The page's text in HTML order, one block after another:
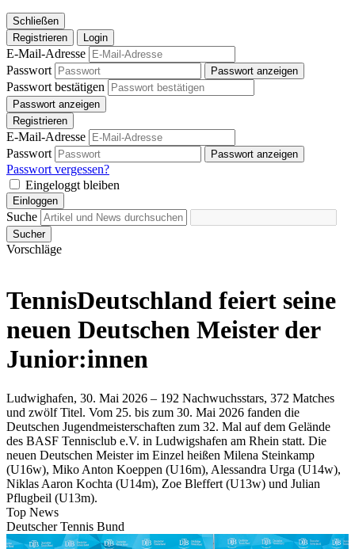
Schließen
Registrieren
Login
E-Mail-Adresse
Passwort
Passwort anzeigen
Passwort bestätigen
Passwort anzeigen
Registrieren
E-Mail-Adresse
Passwort
Passwort anzeigen
Passwort vergessen?
Eingeloggt bleiben
Einloggen
Suche
Sucher
Vorschläge
TennisDeutschland feiert seine
neuen Deutschen Meister der
Junior:innen
Ludwighafen, 30. Mai 2026 – 192 Nachwuchsstars, 372 Matches
und zwölf Titel. Vom 25. bis zum 30. Mai 2026 fanden die
Deutschen Jugendmeisterschaften zum 32. Mal auf dem Gelände
des BASF Tennisclub e.V. in Ludwigshafen am Rhein statt. Die
neuen Deutschen Meister im Einzel heißen Milena Steinkamp
(U16w), Miko Anton Koeppen (U16m), Alessandra Urga (U14w),
Niklas Aaron Kochta (U14m), Zoe Bleffert (U13w) und Julian
Pflugbeil (U13m).
Top News
Deutscher Tennis Bund